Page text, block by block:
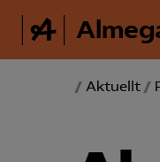
/ Aktuellt /